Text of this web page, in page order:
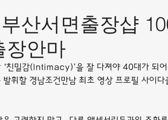
산서면출장샵
장안마
‘친밀감(Intimacy)’을 잘 다져야 40대가 되어
휘할 경남조건만남 최초 영상 프로필 사이다